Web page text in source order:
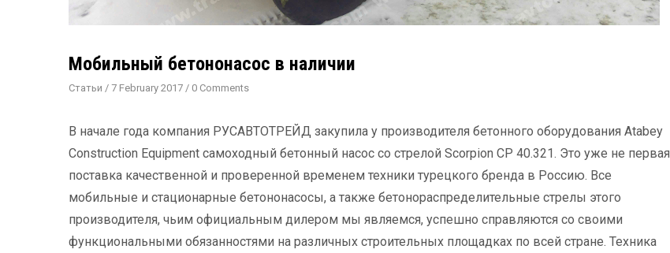
Мобильный бетононасос в наличии
Статьи / 7 February 2017 / 0 Comments
В начале года компания РУСАВТОТРЕЙД закупила у производителя бетонного оборудования Atabey
Construction Equipment самоходный бетонный насос со стрелой Scorpion CP 40.321. Это уже не первая
поставка качественной и проверенной временем техники турецкого бренда в Россию. Все
мобильные и стационарные бетононасосы, а также бетонораспределительные стрелы этого
производителя, чьим официальным дилером мы являемся, успешно справляются со своими
функциональными обязанностями на различных строительных площадках по всей стране. Техника